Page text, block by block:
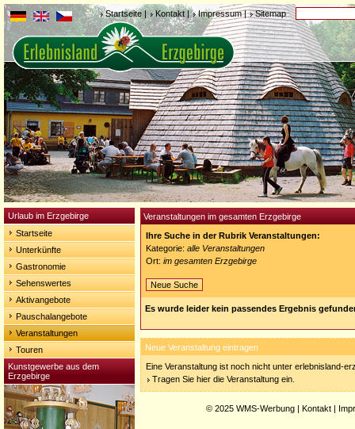
Startseite| Kontakt| Impressum| Sitemap
Urlaub im Erzgebirge
Startseite
Unterkünfte
Gastronomie
Sehenswertes
Aktivangebote
Pauschalangebote
Veranstaltungen
Touren
Kunstgewerbe aus dem
Erzgebirge
Veranstaltungen im gesamten Erzgebirge
Ihre Suche in der Rubrik Veranstaltungen:
Kategorie: alle Veranstaltungen
Ort: im gesamten Erzgebirge
Neue Suche
Es wurde leider kein passendes Ergebnis
Neue Veranstaltung eintragen
Eine Veranstaltung ist noch nicht unter erlebnisland-
Tragen Sie hier die Veranstaltung ein.
© 2025 WMS-Werbung | Kontakt |